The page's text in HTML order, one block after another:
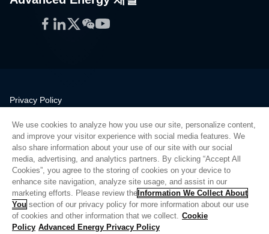
Facebook
LinkedIn
Twitter
WeChat
YouTube
Privacy Policy
Quality
Sitemap
Supplier Portal
UK Modern Slavery Act
Privacy Preferences
Do Not Sell or Share My Personal Information
We use cookies to analyze how you use our site, personalize content,
and improve your visitor experience with social media features. We
also share information about your use of our site with our social
media, advertising, and analytics partners. By clicking “Accept All
Cookies”, you agree to the storing of cookies on your device to
enhance site navigation, analyze site usage, and assist in our
marketing efforts. Please review the Information We Collect About
You section of our privacy policy for more information about our use
of cookies and other information that we collect. Cookie
Policy Advanced Energy Privacy Policy